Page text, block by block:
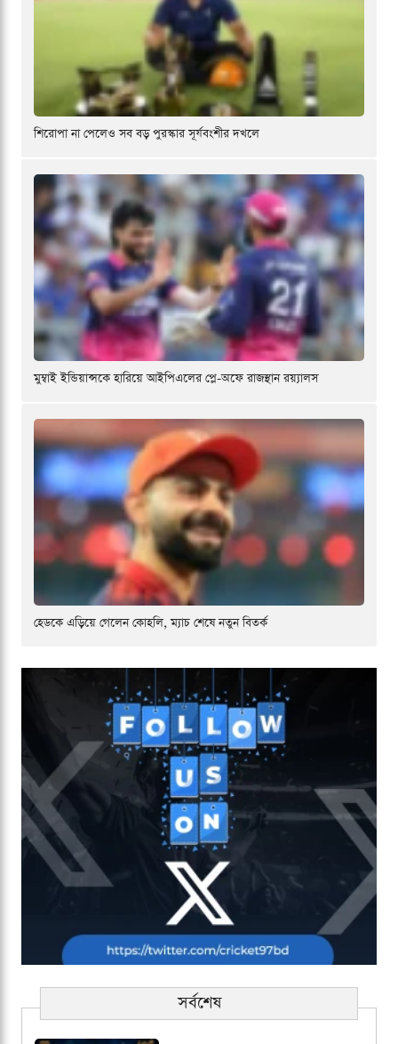
শিরোপা না পেলেও সব বড় পুরস্কার সূর্যবংশীর দখলে
মুম্বাই ইন্ডিয়ান্সকে হারিয়ে আইপিএলের প্লে-অফে রাজস্থান রয়্যালস
হেডকে এড়িয়ে গেলেন কোহলি, ম্যাচ শেষে নতুন বিতর্ক
সর্বশেষ